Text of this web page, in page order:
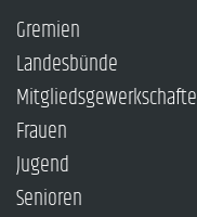
Gremien
Landesbünde
Frauen
Jugend
Senioren